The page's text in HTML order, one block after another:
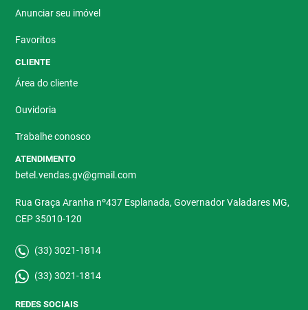
Anunciar seu imóvel
Favoritos
CLIENTE
Área do cliente
Ouvidoria
Trabalhe conosco
ATENDIMENTO
betel.vendas.gv@gmail.com
Rua Graça Aranha nº437 Esplanada, Governador Valadares MG,
CEP 35010-120
(33) 3021-1814
(33) 3021-1814
REDES SOCIAIS